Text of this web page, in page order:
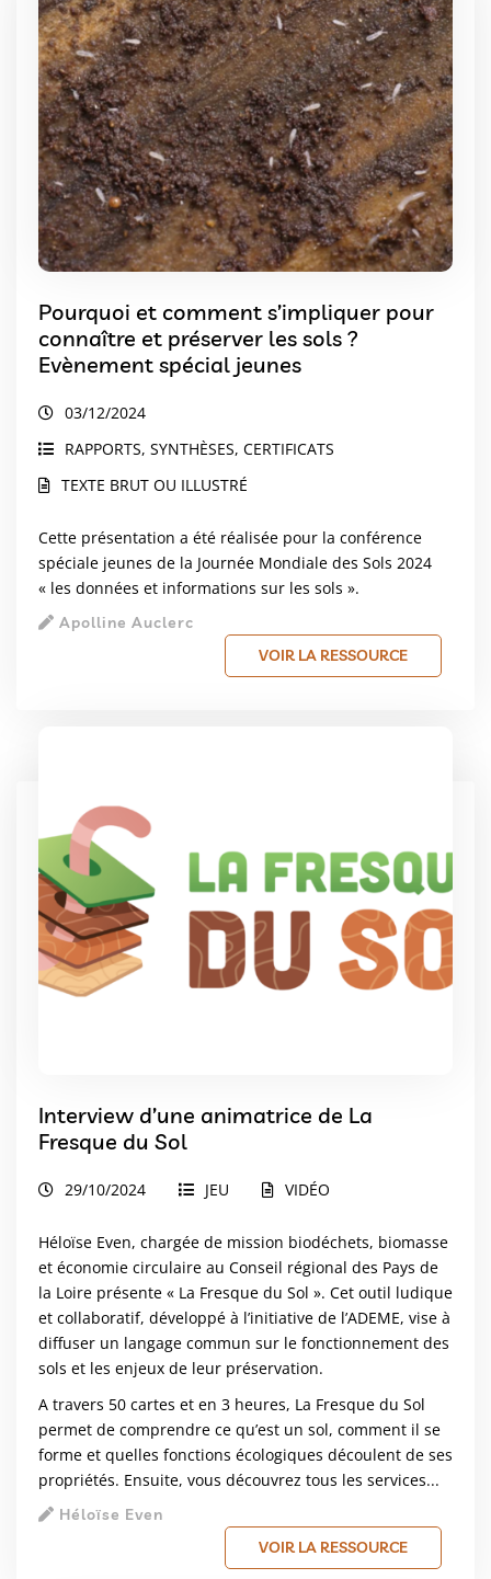
Pourquoi et comment s’impliquer pour
connaître et préserver les sols ?
Evènement spécial jeunes
03/12/2024
RAPPORTS, SYNTHÈSES, CERTIFICATS
TEXTE BRUT OU ILLUSTRÉ
Cette présentation a été réalisée pour la conférence
spéciale jeunes de la Journée Mondiale des Sols 2024
« les données et informations sur les sols ».
Apolline Auclerc
VOIR LA RESSOURCE
Interview d’une animatrice de La
Fresque du Sol
29/10/2024 JEU VIDÉO
Héloïse Even, chargée de mission biodéchets, biomasse
et économie circulaire au Conseil régional des Pays de
la Loire présente « La Fresque du Sol ». Cet outil ludique
et collaboratif, développé à l’initiative de l’ADEME, vise à
diffuser un langage commun sur le fonctionnement des
sols et les enjeux de leur préservation.
A travers 50 cartes et en 3 heures, La Fresque du Sol
permet de comprendre ce qu’est un sol, comment il se
forme et quelles fonctions écologiques découlent de ses
propriétés. Ensuite, vous découvrez tous les services...
Héloïse Even
VOIR LA RESSOURCE